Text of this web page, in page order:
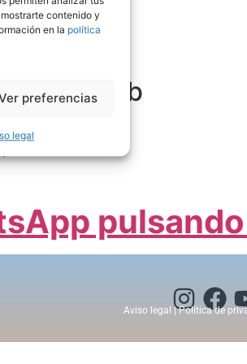
contenido y
en la política
preferencias
legal
de la web
o se ha movido.
Aviso legal |Política de